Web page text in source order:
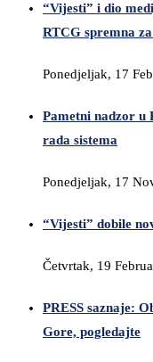
“Vijesti” i dio
RTCG spremna
Ponedjeljak, 17
Pametni nadzor u
rada sistema
Ponedjeljak, 17
“Vijesti” dobile
Četvrtak, 19
PRESS saznaje:
Gore, pogledajte